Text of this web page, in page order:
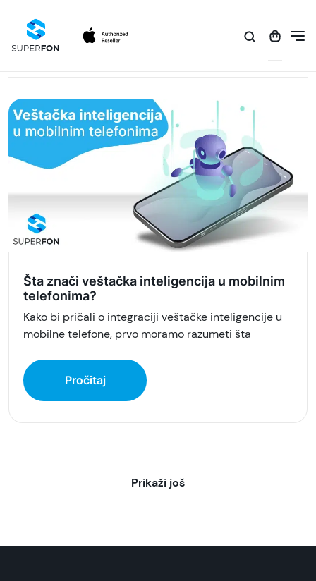
Početna
Kategorija: Ekrani
Šta znači veštačka inteligencija u mobilnim
telefonima?
Kako bi pričali o integraciji veštačke inteligencije u
mobilne telefone, prvo moramo razumeti šta
Pročitaj
Prikaži još